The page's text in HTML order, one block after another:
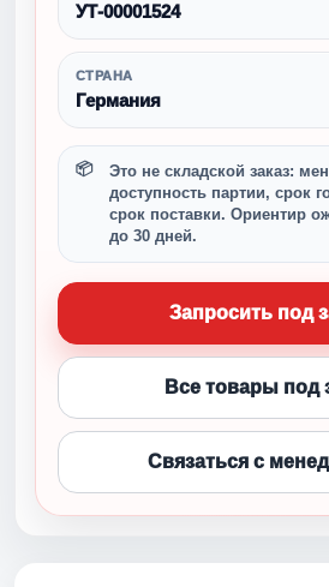
УТ-00001524
СТРАНА
Германия
Это не складской заказ:
доступность партии, срок
срок поставки. Ориентир
до 30 дней.
Запросить под
Все товары под
Связаться с